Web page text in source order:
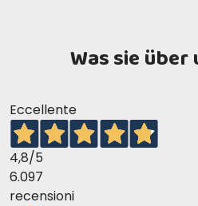
Was sie über
Eccellente
4,8/5
6.097
recensioni